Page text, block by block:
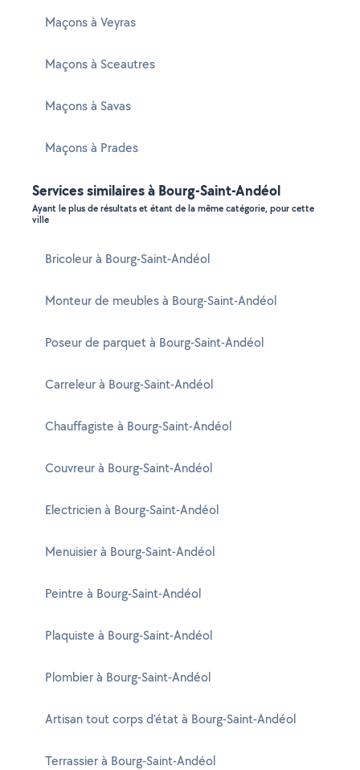
Maçons à Veyras
Maçons à Sceautres
Maçons à Savas
Maçons à Prades
Services similaires à Bourg-Saint-Andéol
Ayant le plus de résultats et étant de la même catégorie, pour cette
ville
Bricoleur à Bourg-Saint-Andéol
Monteur de meubles à Bourg-Saint-Andéol
Poseur de parquet à Bourg-Saint-Andéol
Carreleur à Bourg-Saint-Andéol
Chauffagiste à Bourg-Saint-Andéol
Couvreur à Bourg-Saint-Andéol
Electricien à Bourg-Saint-Andéol
Menuisier à Bourg-Saint-Andéol
Peintre à Bourg-Saint-Andéol
Plaquiste à Bourg-Saint-Andéol
Plombier à Bourg-Saint-Andéol
Artisan tout corps d'état à Bourg-Saint-Andéol
Terrassier à Bourg-Saint-Andéol